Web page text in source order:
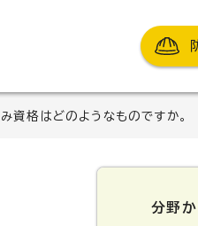
資格はどのようなものですか。
分野